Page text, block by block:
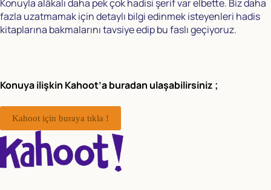
Konuyla alâkalı daha pek çok hadisi şerif var elbette. Biz daha
fazla uzatmamak için detaylı bilgi edinmek isteyenleri hadis
kitaplarına bakmalarını tavsiye edip bu faslı geçiyoruz.
Konuya ilişkin Kahoot’a buradan ulaşabilirsiniz ;
Kahoot için buraya tıkla !